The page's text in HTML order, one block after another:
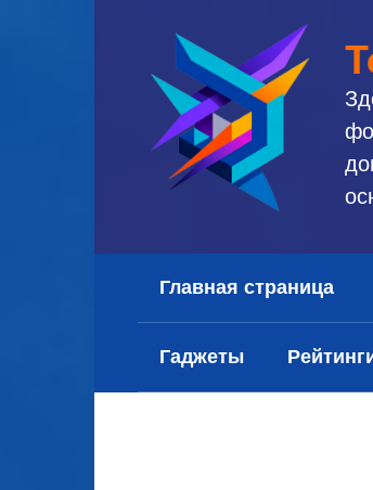
Главная страница
Гаджеты